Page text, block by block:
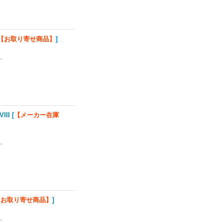
お取り寄せ商品】]
[【メーカー在庫
取り寄せ商品】]